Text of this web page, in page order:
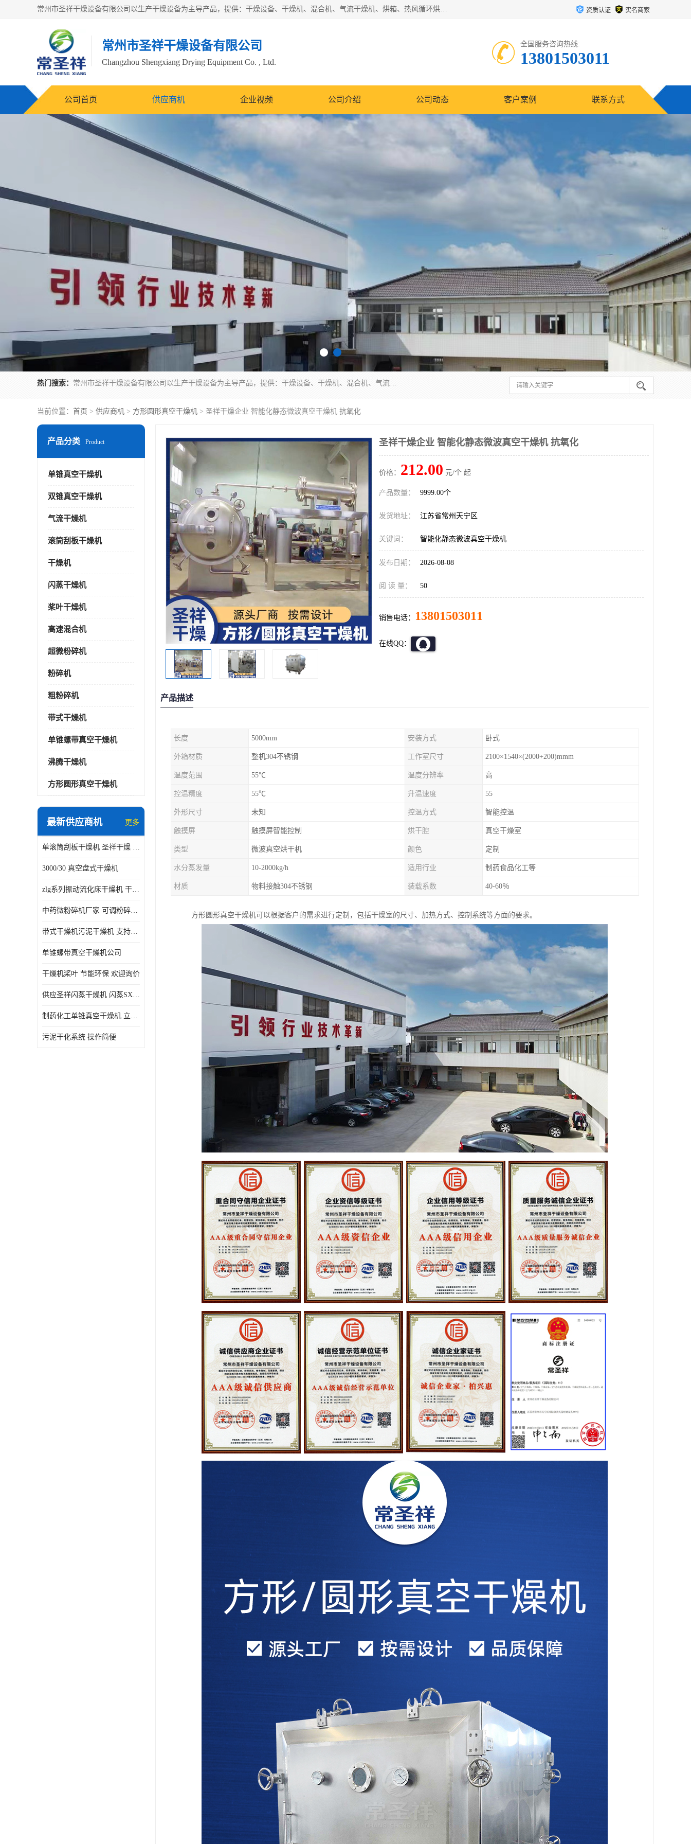
常州市圣祥干燥设备有限公司以生产干燥设备为主导产品，提供：干燥设备、干燥机、混合机、气流干燥机、烘箱、热风循环烘箱、沸腾干燥机、烘干机、喷雾干燥机等产品的生产、制造与销售服务。 资质认证 实名商家
常州市圣祥干燥设备有限公司
Changzhou Shengxiang Drying Equipment Co. , Ltd.
全国服务咨询热线:
13801503011
公司首页 供应商机 企业视频 公司介绍 公司动态 客户案例 联系方式
热门搜索： 常州市圣祥干燥设备有限公司以生产干燥设备为主导产品，提供：干燥设备、干燥机、混合机、气流干燥机、烘箱、热风循环烘箱、沸腾干燥机、烘干机、喷雾干燥机等产品的生产、制造与销售服务。
当前位置： 首页 > 供应商机 > 方形圆形真空干燥机 > 圣祥干燥企业 智能化静态微波真空干燥机 抗氧化
产品分类 Product
单锥真空干燥机
双锥真空干燥机
气流干燥机
滚筒刮板干燥机
干燥机
闪蒸干燥机
桨叶干燥机
高速混合机
超微粉碎机
粉碎机
粗粉碎机
带式干燥机
单锥螺带真空干燥机
沸腾干燥机
方形圆形真空干燥机
最新供应商机 更多
单滚筒刮板干燥机 圣祥干燥 单辊
3000/30 真空盘式干燥机
zlg系列振动流化床干燥机 干燥速率 粉体干燥
中药微粉碎机厂家 可调粉碎粒度
带式干燥机污泥干燥机 支持定制 价格优惠
单锥螺带真空干燥机公司
干燥机桨叶 节能环保 欢迎询价
供应圣祥闪蒸干燥机 闪蒸SXG-16型干燥机
制药化工单锥真空干燥机 立式锥形螺带搅拌式真空烘干机
污泥干化系统 操作简便
圣祥干燥企业 智能化静态微波真空干燥机 抗氧化
价格： 212.00 元/个 起
产品数量： 9999.00个
发货地址： 江苏省常州天宁区
关键词： 智能化静态微波真空干燥机
发布日期： 2026-08-08
阅 读 量： 50
销售电话： 13801503011
在线QQ：
产品描述
长度 5000mm 安装方式 卧式
外箱材质 整机304不锈钢 工作室尺寸 2100×1540×(2000+200)mmm
温度范围 55℃ 温度分辨率 高
控温精度 55℃ 升温速度 55
外形尺寸 未知 控温方式 智能控温
触摸屏 触摸屏智能控制 烘干腔 真空干燥室
类型 微波真空烘干机 颜色 定制
水分蒸发量 10-2000kg/h 适用行业 制药食品化工等
材质 物料接触304不锈钢 装载系数 40-60％
方形圆形真空干燥机可以根据客户的需求进行定制，包括干燥室的尺寸、加热方式、控制系统等方面的要求。